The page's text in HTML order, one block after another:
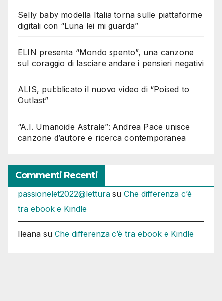
Selly baby modella Italia torna sulle piattaforme
digitali con “Luna lei mi guarda”
ELIN presenta “Mondo spento”, una canzone
sul coraggio di lasciare andare i pensieri negativi
ALIS, pubblicato il nuovo video di “Poised to
Outlast”
“A.I. Umanoide Astrale”: Andrea Pace unisce
canzone d’autore e ricerca contemporanea
Commenti Recenti
passionelet2022@lettura su Che differenza c’è
tra ebook e Kindle
Ileana su Che differenza c’è tra ebook e Kindle